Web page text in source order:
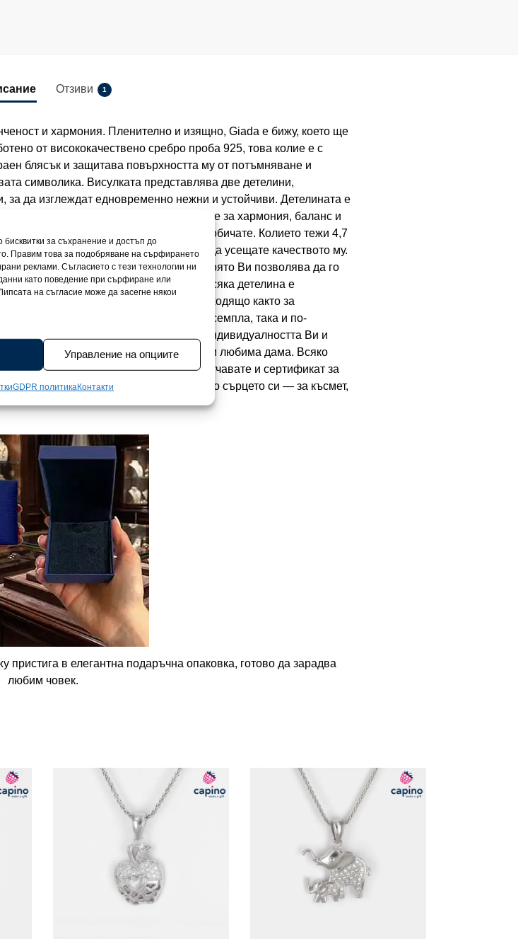
бисквитки за съхранение и достъп до
Правим това за подобряване на сърфирането
реклами. Съгласието с тези технологии ни
като поведение при сърфиране или
на съгласие може да засегне някои
Управление на опциите
GDPR политикаКонтакти
Отзиви 1
и хармония. Пленително и изящно, Giada е бижу, което ще
от висококачествено сребро проба 925, това колие е с
блясък и защитава повърхността му от потъмняване и
символика. Висулката представлява две детелини,
за да изглеждат едновременно нежни и устойчиви. Детелината е
детелина носи още по-силно послание за хармония, баланс и
на близка жена, която цените и обичате. Колието тежи 4,7
ден, но и достатъчно стабилно, за да усещате качеството му.
дължина от 40 до 45 см, която Ви позволява да го
облеклото или настроението Ви. Всяка детелина е
Това прави колието Giada подходящо както за
искрица блясък, която допълва както семпла, така и по-
актуално — нежно подчертава индивидуалността Ви и
или просто като малък жест към любима дама. Всяко
да съхрани бижуто дълго време. Получавате и сертификат за
е важен. Носете колието Giada близо до сърцето си — за късмет,
в елегантна подаръчна опаковка, готово да зарадва
любим човек.